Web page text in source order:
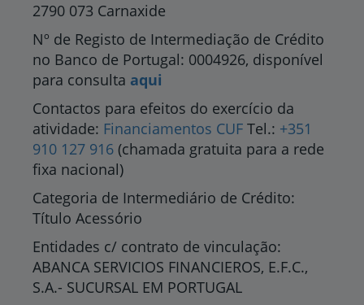
2790 073 Carnaxide
Nº de Registo de Intermediação de Crédito
no Banco de Portugal: 0004926, disponível
para consulta aqui
Contactos para efeitos do exercício da
atividade: Financiamentos CUF Tel.: +351
910 127 916 (chamada gratuita para a rede
fixa nacional)
Categoria de Intermediário de Crédito:
Título Acessório
Entidades c/ contrato de vinculação:
ABANCA SERVICIOS FINANCIEROS, E.F.C.,
S.A.- SUCURSAL EM PORTUGAL